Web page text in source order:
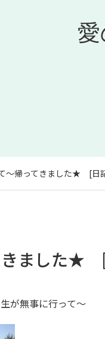
～帰ってきました★ [日
きました★
が無事に行って～